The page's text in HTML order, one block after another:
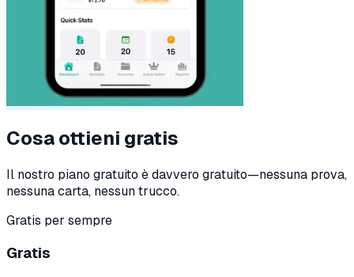
Cosa ottieni gratis
Il nostro piano gratuito è davvero gratuito—nessuna prova,
nessuna carta, nessun trucco.
Gratis per sempre
Gratis